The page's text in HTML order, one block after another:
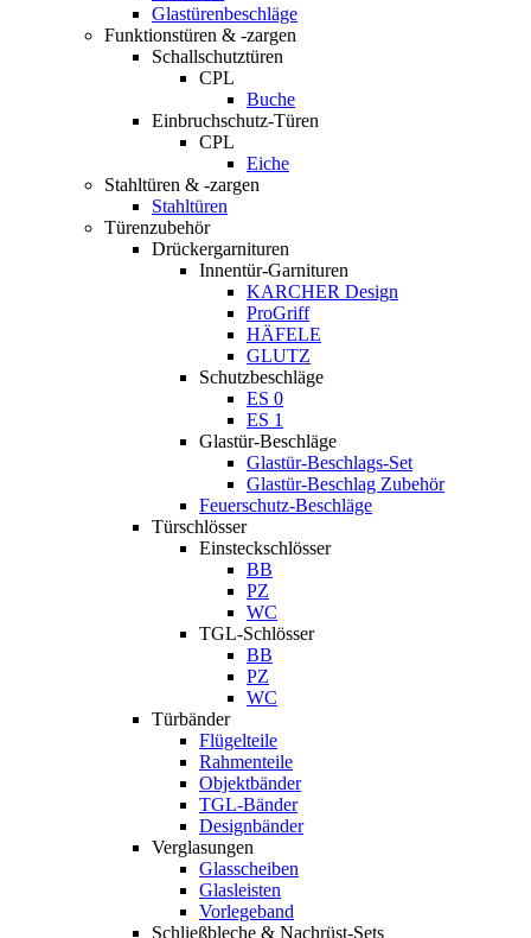
Glastürenbeschläge
Funktionstüren & -zargen
Schallschutztüren
CPL
Buche
Einbruchschutz-Türen
CPL
Eiche
Stahltüren & -zargen
Stahltüren
Türenzubehör
Drückergarnituren
Innentür-Garnituren
KARCHER Design
ProGriff
HÄFELE
GLUTZ
Schutzbeschläge
ES 0
ES 1
Glastür-Beschläge
Glastür-Beschlags-Set
Glastür-Beschlag Zubehör
Feuerschutz-Beschläge
Türschlösser
Einsteckschlösser
BB
PZ
WC
TGL-Schlösser
BB
PZ
WC
Türbänder
Flügelteile
Rahmenteile
Objektbänder
TGL-Bänder
Designbänder
Verglasungen
Glasscheiben
Glasleisten
Vorlegeband
Schließbleche & Nachrüst-Sets